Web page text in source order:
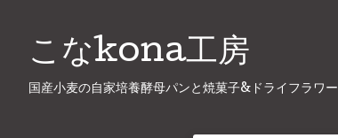
こなkona工房
国産小麦の自家培養酵母パンと焼菓子&ドライフラワー